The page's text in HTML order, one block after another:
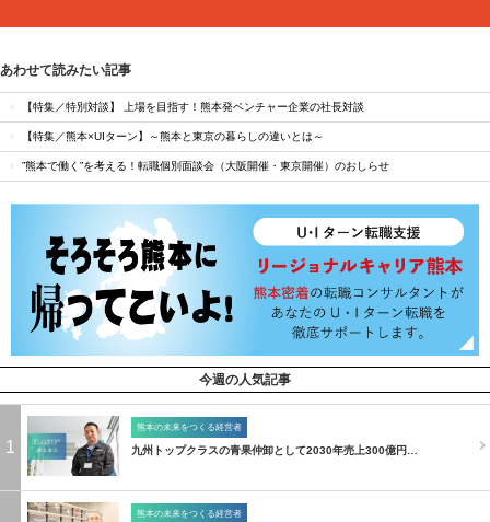
あわせて読みたい記事
【特集／特別対談】 上場を目指す！熊本発ベンチャー企業の社長対談
【特集／熊本×UIターン】～熊本と東京の暮らしの違いとは～
”熊本で働く”を考える！転職個別面談会（大阪開催・東京開催）のおしらせ
今週の人気記事
1
熊本の未来をつくる経営者
九州トップクラスの青果仲卸として2030年売上300億円…
熊本の未来をつくる経営者